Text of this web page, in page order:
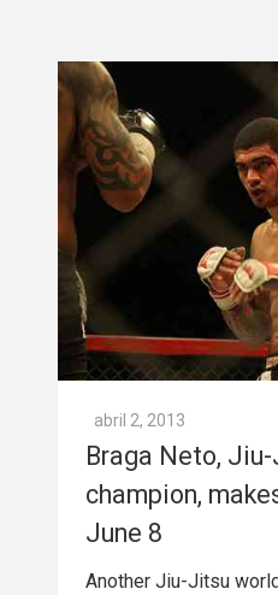
abril 2, 2013
Braga Neto,
champion,
June 8
Another Jiu-Jitsu